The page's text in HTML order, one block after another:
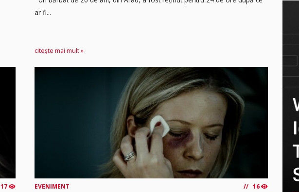
ar fi...
citește mai mult »
17 EVENIMENT 16